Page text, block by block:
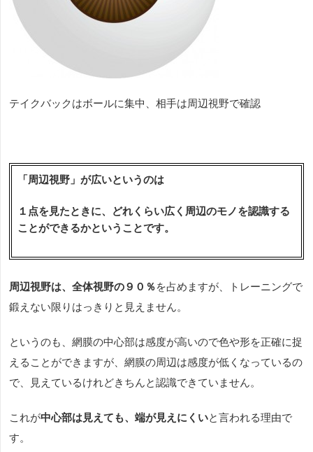
テイクバックはボールに集中、相手は周辺視野で確認
「周辺視野」が広いというのは
１点を見たときに、どれくらい広く周辺のモノを認識する
ことができるかということです。
周辺視野は、全体視野の９０％を占めますが、トレーニングで
鍛えない限りはっきりと見えません。
というのも、網膜の中心部は感度が高いので色や形を正確に捉
えることができますが、網膜の周辺は感度が低くなっているの
で、見えているけれどきちんと認識できていません。
これが中心部は見えても、端が見えにくいと言われる理由で
す。